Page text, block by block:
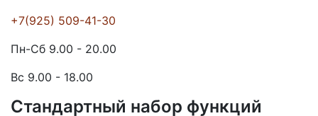
+7(925) 509-41-30
Пн-Сб 9.00 - 20.00
Вс 9.00 - 18.00
Стандартный набор функций